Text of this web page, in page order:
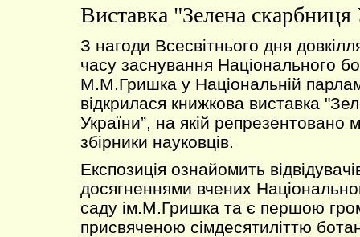
Виставка "Зелена скарбниця
З нагоди Всесвітнього дня
часу заснування Національного
М.М.Гришка у Національній
відкрилася книжкова виставка
України”, на якій репрезентовано
збірники науковців.
Експозиція ознайомить
досягненнями вчених
саду ім.М.Гришка та є першою
присвяченою сімдесятиліттю